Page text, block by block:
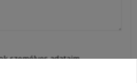
személyes adataim